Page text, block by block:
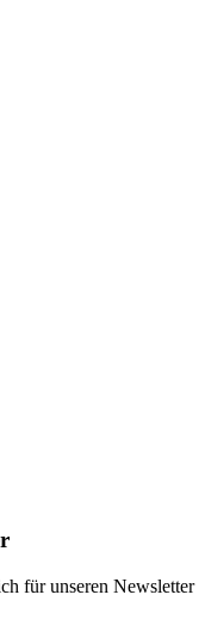
für unseren Newsletter